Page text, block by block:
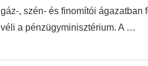
gáz-, szén- és finomítói ágazatban
véli a pénzügyminisztérium. A …